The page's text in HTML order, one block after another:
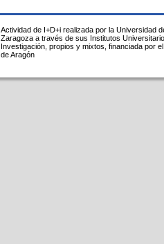
Actividad de I+D+i realizada por la Universidad
Zaragoza a través de sus Institutos
Investigación, propios y mixtos, financiada por
de Aragón